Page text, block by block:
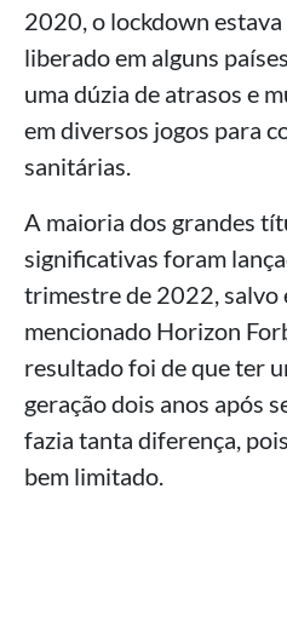
2020, o lockdown
liberado em alguns
uma dúzia de atrasos e
em diversos jogos para
sanitárias.
A maioria dos grandes
significativas foram
trimestre de 2022, salvo
mencionado Horizon
resultado foi de que ter
geração dois anos após
fazia tanta diferença,
bem limitado.